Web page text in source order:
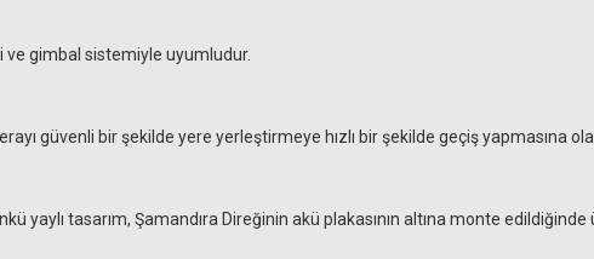
gimbal sistemiyle uyumludur.
güvenli bir şekilde yere yerleştirmeye hızlı bir şekilde geçiş yapmasına
yaylı tasarım, Şamandıra Direğinin akü plakasının altına monte